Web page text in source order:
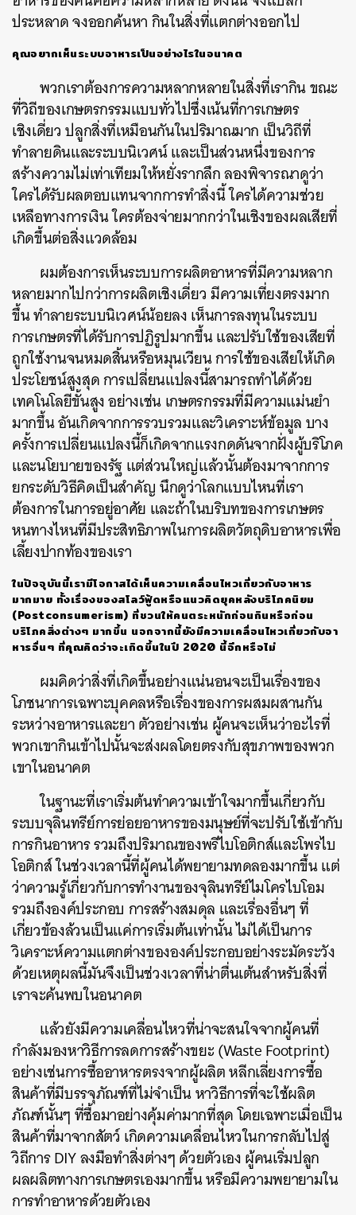
ประหลาด จงออกค้นหา กินในสิ่งที่แตกต่างออกไป
คุณอยากเห็นระบบอาหารเป็นอย่างไรในอนาคต
พวกเราต้องการความหลากหลายในสิ่งที่เรากิน ขณะ
ที่วิถีของเกษตรกรรมแบบทั่วไปซึ่งเน้นที่การเกษตร
เชิงเดี่ยว ปลูกสิ่งที่เหมือนกันในปริมาณมาก เป็นวิถีที่
ทำลายดินและระบบนิเวศน์ และเป็นส่วนหนึ่งของการ
สร้างความไม่เท่าเทียมให้หยั่งรากลึก ลองพิจารณาดูว่า
ใครได้รับผลตอบแทนจากการทำสิ่งนี้ ใครได้ความช่วย
เหลือทางการเงินใครต้องจ่ายมากกว่าในเชิงของผลเสียที่
เกิดขึ้นต่อสิ่งแวดล้อม
ผมต้องการเห็นระบบการผลิตอาหารที่มีความหลาก
หลายมากไปกว่าการผลิตเชิงเดี่ยว มีความเที่ยงตรงมาก
ขึ้น ทำลายระบบนิเวศน์น้อยลง เห็นการลงทุนในระบบ
การเกษตรที่ได้รับการปฏิรูปมากขึ้น และปรับใช้ของเสียที่
ถูกใช้งานจนหมดสิ้นหรือหมุนเวียน การใช้ของเสียให้เกิด
ประโยชน์สูงสุดการเปลี่ยนแปลงนี้สามารถทำได้ด้วย
เทคโนโลยีขั้นสูง อย่างเช่น เกษตรกรรมที่มีความแม่นยำ
มากขึ้น อันเกิดจากการรวบรวมและวิเคราะห์ข้อมูลบาง
ครั้งการเปลี่ยนแปลงนี้ก็เกิดจากแรงกดดันจากฝั่งผู้บริโภค
และนโยบายของรัฐ แต่ส่วนใหญ่แล้วนั้นต้องมาจากการ
ยกระดับวิธีคิดเป็นสำคัญ นึกดูว่าโลกแบบไหนที่เรา
ต้องการในการอยู่อาศัย และถ้าในบริบทของการเกษตร
หนทางไหนที่มีประสิทธิภาพในการผลิตวัตถุดิบอาหารเพื่อ
เลี้ยงปากท้องของเรา
ในปัจจุบันนี้เรามีโอกาสได้เห็นความเคลื่อนไหวเกี่ยวกับอาหาร
มากมาย ทั้งเรื่องของสโลว์ฟู้ดหรือแนวคิดยุคหลังบริโภคนิยม
(Postconsumerism) ที่ชวนให้คนตระหนักก่อนกินหรือก่อน
บริโภคสิ่งต่างๆ มากขึ้น นอกจากนี้ยังมีความเคลื่อนไหวเกี่ยวกับอา
หารอื่นๆ ที่คุณคิดว่าจะเกิดขึ้นในปี 2020 นี้อีกหรือไม่
ผมคิดว่าสิ่งที่เกิดขึ้นอย่างแน่นอนจะเป็นเรื่องของ
โภชนาการเฉพาะบุคคลหรือเรื่องของการผสมผสานกัน
ระหว่างอาหารและยา ตัวอย่างเช่น ผู้คนจะเห็นว่าอะไรที่
พวกเขากินเข้าไปนั้นจะส่งผลโดยตรงกับสุขภาพของพวก
เขาในอนาคต
ในฐานะที่เราเริ่มต้นทำความเข้าใจมากขึ้นเกี่ยวกับ
ระบบจุลินทรีย์การย่อยอาหารของมนุษย์ที่จะปรับใช้เข้ากับ
การกินอาหาร รวมถึงปริมาณของพรีไบโอติกส์และโพรไบ
โอติกส์ ในช่วงเวลานี้ที่ผู้คนได้พยายามทดลองมากขึ้น แต่
ว่าความรู้เกี่ยวกับการทำงานของจุลินทรีย์ไมโครไบโอม
รวมถึงองค์ประกอบ การสร้างสมดุล และเรื่องอื่นๆ ที่
เกี่ยวข้องล้วนเป็นแค่การเริ่มต้นเท่านั้น ไม่ได้เป็นการ
วิเคราะห์ความแตกต่างขององค์ประกอบอย่างระมัดระวัง
ด้วยเหตุผลนี้มันจึงเป็นช่วงเวลาที่น่าตื่นเต้นสำหรับสิ่งที่
เราจะค้นพบในอนาคต
แล้วยังมีความเคลื่อนไหวที่น่าจะสนใจจากผู้คนที่
กำลังมองหาวิธีการลดการสร้างขยะ (Waste Footprint)
อย่างเช่นการซื้ออาหารตรงจากผู้ผลิตหลีกเลี่ยงการซื้อ
สินค้าที่มีบรรจุภัณฑ์ที่ไม่จำเป็น หาวิธีการที่จะใช้ผลิต
ภัณฑ์นั้นๆ ที่ซื้อมาอย่างคุ้มค่ามากที่สุด โดยเฉพาะเมื่อเป็น
สินค้าที่มาจากสัตว์ เกิดความเคลื่อนไหวในการกลับไปสู่
วิถีการ DIY ลงมือทำสิ่งต่างๆ ด้วยตัวเอง ผู้คนเริ่มปลูก
ผลผลิตทางการเกษตรเองมากขึ้น หรือมีความพยายามใน
การทำอาหารด้วยตัวเอง